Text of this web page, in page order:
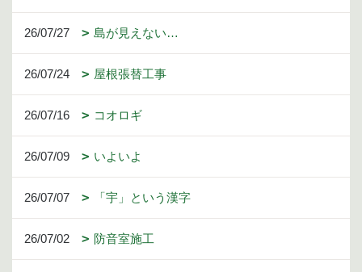
26/07/27 島が見えない…
26/07/24 屋根張替工事
26/07/16 コオロギ
26/07/09 いよいよ
26/07/07 「宇」という漢字
26/07/02 防音室施工